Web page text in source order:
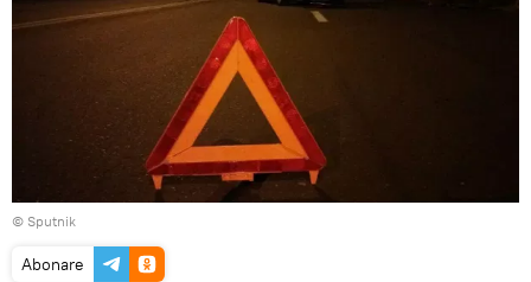
© Sputnik
Abonare